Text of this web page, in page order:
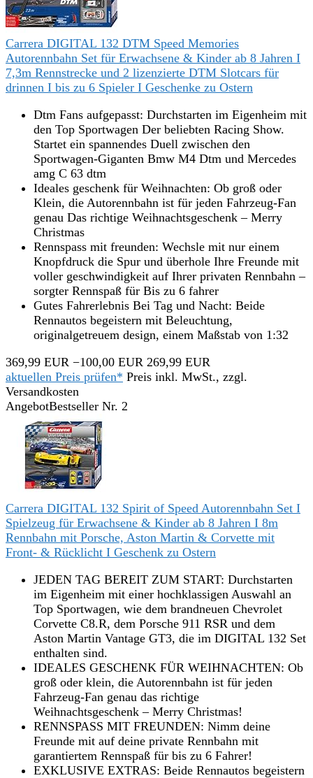
Carrera DIGITAL 132 DTM Speed Memories
Autorennbahn Set für Erwachsene & Kinder ab 8 Jahren I
7,3m Rennstrecke und 2 lizenzierte DTM Slotcars für
drinnen I bis zu 6 Spieler I Geschenke zu Ostern
Dtm Fans aufgepasst: Durchstarten im Eigenheim mit
den Top Sportwagen Der beliebten Racing Show.
Startet ein spannendes Duell zwischen den
Sportwagen-Giganten Bmw M4 Dtm und Mercedes
amg C 63 dtm
Ideales geschenk für Weihnachten: Ob groß oder
Klein, die Autorennbahn ist für jeden Fahrzeug-Fan
genau Das richtige Weihnachtsgeschenk – Merry
Christmas
Rennspass mit freunden: Wechsle mit nur einem
Knopfdruck die Spur und überhole Ihre Freunde mit
voller geschwindigkeit auf Ihrer privaten Rennbahn –
sorgter Rennspaß für Bis zu 6 fahrer
Gutes Fahrerlebnis Bei Tag und Nacht: Beide
Rennautos begeistern mit Beleuchtung,
originalgetreuem design, einem Maßstab von 1:32
369,99 EUR −100,00 EUR 269,99 EUR
aktuellen Preis prüfen* Preis inkl. MwSt., zzgl.
Versandkosten
AngebotBestseller Nr. 2
Carrera DIGITAL 132 Spirit of Speed Autorennbahn Set I
Spielzeug für Erwachsene & Kinder ab 8 Jahren I 8m
Rennbahn mit Porsche, Aston Martin & Corvette mit
Front- & Rücklicht I Geschenk zu Ostern
JEDEN TAG BEREIT ZUM START: Durchstarten
im Eigenheim mit einer hochklassigen Auswahl an
Top Sportwagen, wie dem brandneuen Chevrolet
Corvette C8.R, dem Porsche 911 RSR und dem
Aston Martin Vantage GT3, die im DIGITAL 132 Set
enthalten sind.
IDEALES GESCHENK FÜR WEIHNACHTEN: Ob
groß oder klein, die Autorennbahn ist für jeden
Fahrzeug-Fan genau das richtige
Weihnachtsgeschenk – Merry Christmas!
RENNSPASS MIT FREUNDEN: Nimm deine
Freunde mit auf deine private Rennbahn mit
garantiertem Rennspaß für bis zu 6 Fahrer!
EXKLUSIVE EXTRAS: Beide Rennautos begeistern